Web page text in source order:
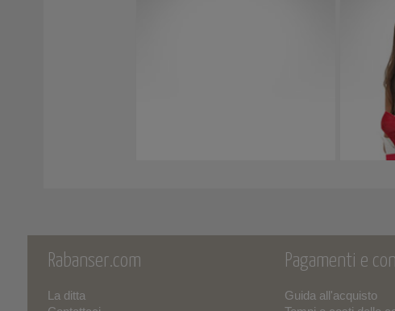
Rabanser.com
La ditta
Pagamenti e
Guida all'acquisto